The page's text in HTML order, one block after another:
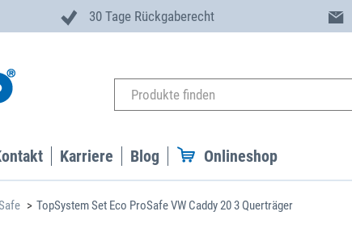
30 Tage Rückgaberecht
Karriere Blog Onlineshop
TopSystem Set Eco ProSafe VW Caddy 20 3 Querträger